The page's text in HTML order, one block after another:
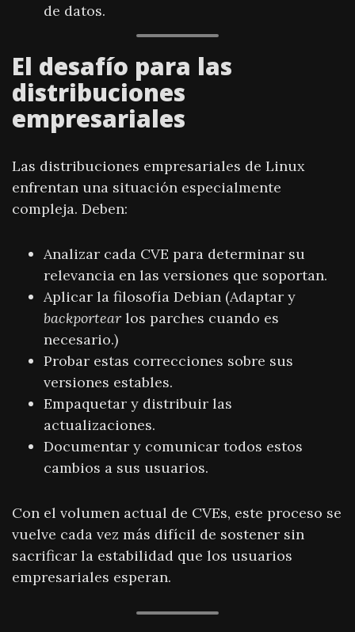
de datos.
El desafío para las
distribuciones
empresariales
Las distribuciones empresariales de Linux
enfrentan una situación especialmente
compleja. Deben:
Analizar cada CVE para determinar su
relevancia en las versiones que soportan.
Aplicar la filosofía Debian (Adaptar y
backportear los parches cuando es
necesario.)
Probar estas correcciones sobre sus
versiones estables.
Empaquetar y distribuir las
actualizaciones.
Documentar y comunicar todos estos
cambios a sus usuarios.
Con el volumen actual de CVEs, este proceso se
vuelve cada vez más difícil de sostener sin
sacrificar la estabilidad que los usuarios
empresariales esperan.